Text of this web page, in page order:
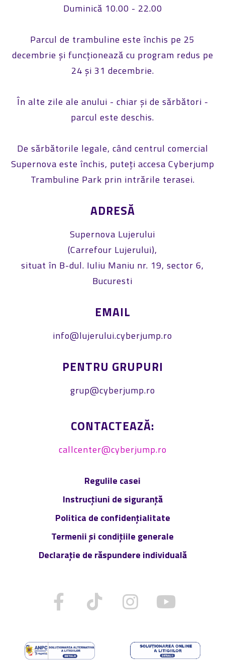
Duminică 10.00 - 22.00
Parcul de trambuline este închis pe 25
decembrie și funcționează cu program redus pe
24 și 31 decembrie.
În alte zile ale anului - chiar și de sărbători -
parcul este deschis.
De sărbătorile legale, când centrul comercial
Supernova este închis, puteți accesa Cyberjump
Trambuline Park prin intrările terasei.
ADRESĂ
Supernova Lujerului
(Carrefour Lujerului),
situat în B-dul. Iuliu Maniu nr. 19, sector 6,
Bucuresti
EMAIL
info@lujerului.cyberjump.ro
PENTRU GRUPURI
grup@cyberjump.ro
CONTACTEAZĂ:
callcenter@cyberjump.ro
Regulile casei
Instrucțiuni de siguranță
Politica de confidențialitate
Termenii și condițiile generale
Declarație de răspundere individuală